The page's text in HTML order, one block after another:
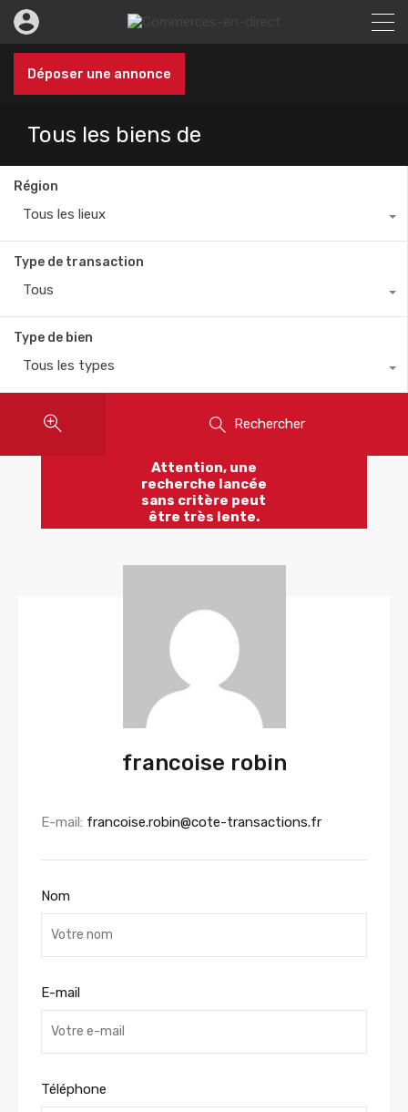
Déposer une annonce
Tous les biens de
Région
Tous les lieux
Type de transaction
Tous
Type de bien
Tous les types
Rechercher
Attention, une
recherche lancée
sans critère peut
être très lente.
francoise robin
E-mail: francoise.robin@cote-transactions.fr
Nom
E-mail
Téléphone